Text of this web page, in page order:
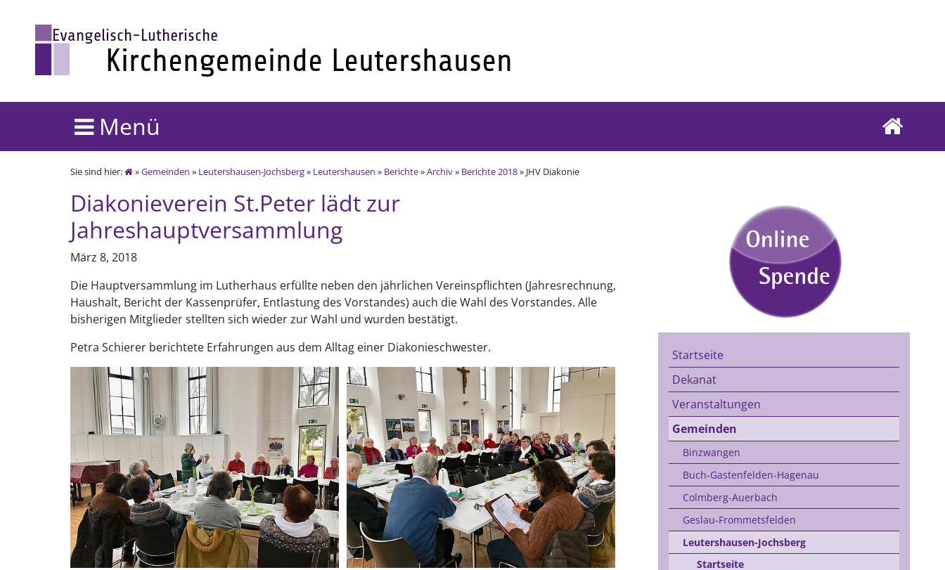
Menü
Sie sind hier: »Gemeinden » Leutershausen-Jochsberg» Leutershausen » Berichte»Archiv» Berichte 2018» JHV Diakonie
Diakonieverein St.Peter lädt zur
Jahreshauptversammlung
März 8, 2018
Die Hauptversammlung im Lutherhaus erfüllte neben den jährlichen Vereinspflichten (Jahresrechnung,
Haushalt, Bericht der Kassenprüfer, Entlastung des Vorstandes) auch die Wahl des Vorstandes. Alle
bisherigen Mitglieder stellten sich wieder zur Wahl und wurden bestätigt.
Petra Schierer berichtete Erfahrungen aus dem Alltag einer Diakonieschwester.
Startseite
Dekanat
Veranstaltungen
Gemeinden
Binzwangen
Buch-Gastenfelden-Hagenau
Colmberg-Auerbach
Geslau-Frommetsfelden
Leutershausen-Jochsberg
Startseite